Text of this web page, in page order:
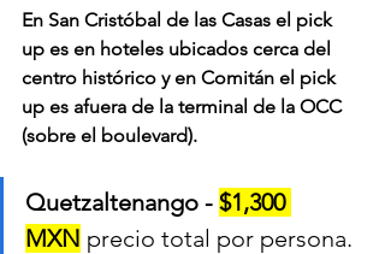
En San Cristóbal de las Casas el pick
up es en hoteles ubicados cerca del
centro histórico y en Comitán el pick
up es afuera de la terminal de la OCC
(sobre el boulevard).
Quetzaltenango - $1,300
MXN precio total por persona.